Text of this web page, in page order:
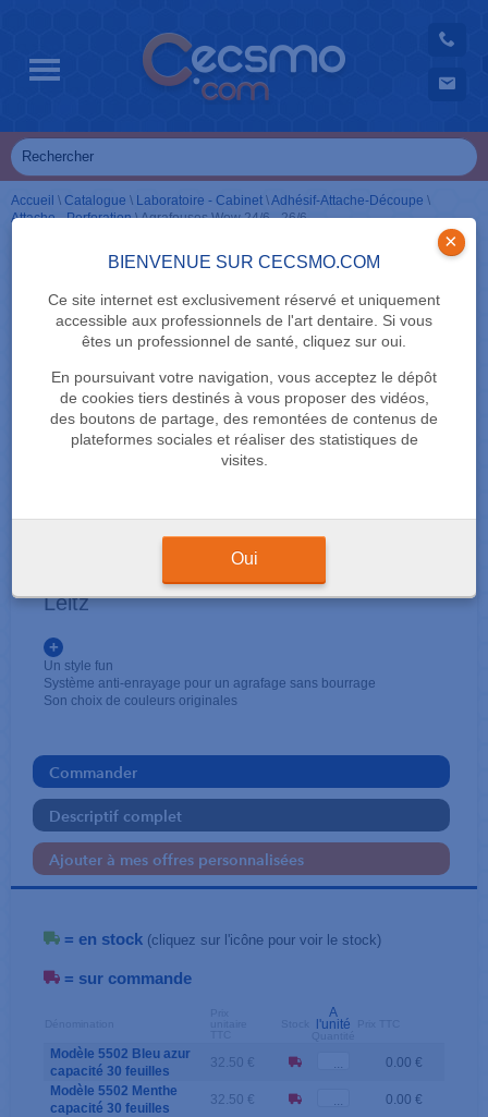
BIENVENUE SUR CECSMO.COM
Ce site internet est exclusivement réservé et uniquement
accessible aux professionnels de l'art dentaire. Si vous
êtes un professionnel de santé, cliquez sur oui.
En poursuivant votre navigation, vous acceptez le dépôt
de cookies tiers destinés à vous proposer des vidéos,
des boutons de partage, des remontées de contenus de
plateformes sociales et réaliser des statistiques de
visites.
×
Oui
Accueil \ Catalogue \ Laboratoire - Cabinet \Adhésif-Attache-Découpe \
Attache - Perforation\Agrafeuses Wow 24/6 - 26/6
Agrafeuses Wow 24/6 - 26/6
Leitz
+
Un style fun
Système anti-enrayage pour un agrafage sans bourrage
Son choix de couleurs originales
Commander
Descriptif complet
Ajouter à mes offres personnalisées
= en stock (cliquez sur l'icône pour voir le stock)
= sur commande
A
l'unité
Modèle 5502 Bleu azur
capacité 30 feuilles
32.50 €
0.00 €
Modèle 5502 Menthe
capacité 30 feuilles
32.50 €
0.00 €